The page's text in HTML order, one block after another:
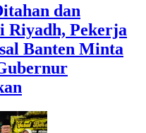
dan
Riyadh, Pekerja
Banten Minta